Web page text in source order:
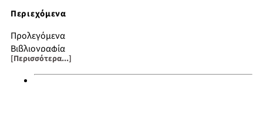
Περιεχόμενα
Προλεγόμενα
Βιβλιογραφία
Συντομογραφίες
Διαίρεση φωνηέντων και συμφώνων – δίφθογγοι
[Περισσότερα...]